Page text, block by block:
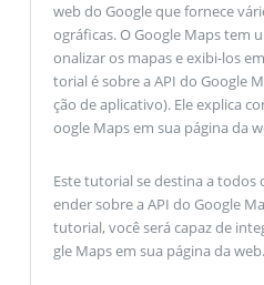
web do Google que fornece
ográficas. O Google Maps tem
onalizar os mapas e exibi-los
torial é sobre a API do Google
ção de aplicativo). Ele explica
oogle Maps em sua página da
Este tutorial se destina a todos
ender sobre a API do Google
tutorial, você será capaz de
gle Maps em sua página da web.